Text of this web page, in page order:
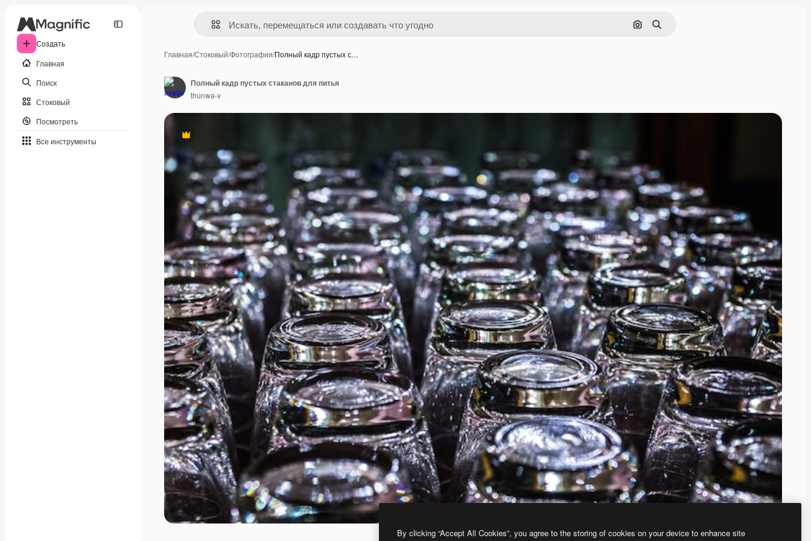
Создать
Главная
Поиск
Стоковый
Посмотреть
Все инструменты
Поиск по изображению
Поиск
Главная/Стоковый/Фотографии/Полный кадр пустых с…
Премиум
Полный кадр пустых стаканов для питья
thunwa-v
By clicking “Accept All Cookies”, you agree to the storing of cookies on your device to enhance site